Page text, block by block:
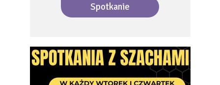
Spotkanie